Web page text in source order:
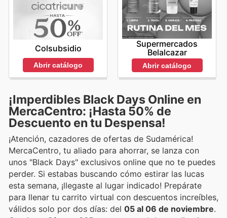
Colsubsidio
Abrir catálogo
Supermercados
Belalcazar
Abrir catálogo
¡Imperdibles Black Days Online en
MercaCentro: ¡Hasta 50% de
Descuento en tu Despensa!
¡Atención, cazadores de ofertas de Sudamérica!
MercaCentro, tu aliado para ahorrar, se lanza con
unos "Black Days" exclusivos online que no te puedes
perder. Si estabas buscando cómo estirar las lucas
esta semana, ¡llegaste al lugar indicado! Prepárate
para llenar tu carrito virtual con descuentos increíbles,
válidos solo por dos días: del 05 al 06 de noviembre.